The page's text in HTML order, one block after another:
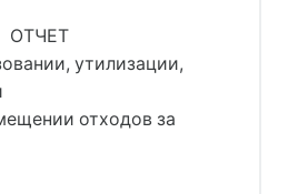
утилизации,
отходов за